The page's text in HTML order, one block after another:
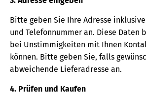
Bitte geben Sie Ihre Adresse
und Telefonnummer an. Diese Daten
bei Unstimmigkeiten mit Ihnen
können. Bitte geben Sie, falls
abweichende Lieferadresse an.
4. Prüfen und Kaufen